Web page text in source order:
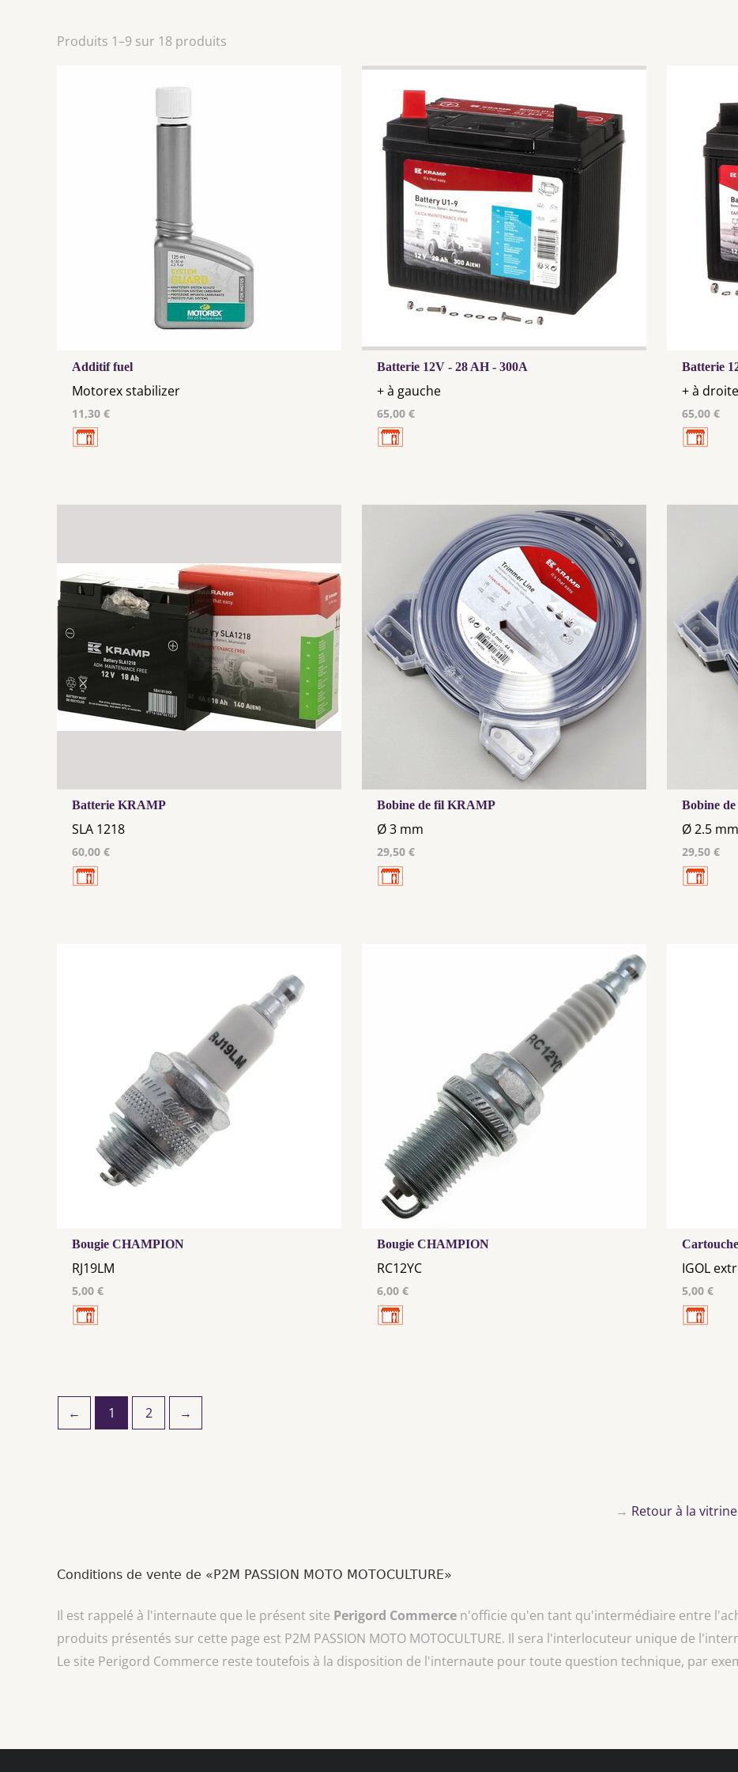
Produits 1–9 sur 18 produits
Additif fuel
Motorex stabilizer
11,30 €
Batterie 12V - 28 AH - 300A
+ à gauche
65,00 €
Batterie
+ à droite
65,00 €
Batterie KRAMP
SLA 1218
60,00 €
Bobine de fil KRAMP
Ø 3 mm
29,50 €
Bobine
Ø 2.5 mm
29,50 €
Bougie CHAMPION
RJ19LM
5,00 €
Bougie CHAMPION
RC12YC
6,00 €
IGOL
5,00 €
← 1 2 →
→ Retour à la vitrine
Conditions de vente de «P2M PASSION MOTO MOTOCULTURE»
Il est rappelé à l'internaute que le présent site Perigord Commerce n'officie qu'en tant qu'intermédiaire entre
produits présentés sur cette page est P2M PASSION MOTO MOTOCULTURE. Il sera l'interlocuteur unique de
Le site Perigord Commerce reste toutefois à la disposition de l'internaute pour toute question technique, par